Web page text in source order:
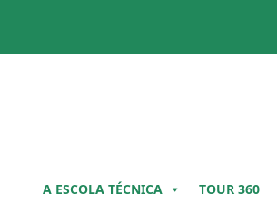
o
A ESCOLA TÉCNICA TOUR 360